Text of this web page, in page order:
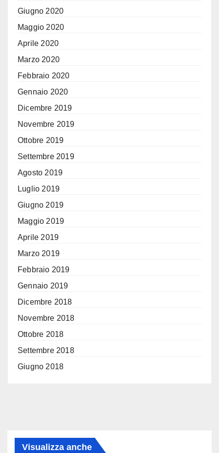
Giugno 2020
Maggio 2020
Aprile 2020
Marzo 2020
Febbraio 2020
Gennaio 2020
Dicembre 2019
Novembre 2019
Ottobre 2019
Settembre 2019
Agosto 2019
Luglio 2019
Giugno 2019
Maggio 2019
Aprile 2019
Marzo 2019
Febbraio 2019
Gennaio 2019
Dicembre 2018
Novembre 2018
Ottobre 2018
Settembre 2018
Giugno 2018
Visualizza anche